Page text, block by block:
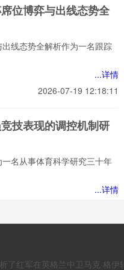
位博弈与出线态势全
线态势全解析作为一名跟踪
...详情
2026-07-19 12:18:11
技表现的调控机制研
名从事体育科学研究三十年
...详情
红军在英格兰中卫马克·格伊